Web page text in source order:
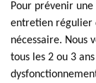
Pour prévenir
entretien régulier
nécessaire. Nous
tous les 2 ou 3